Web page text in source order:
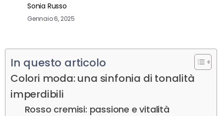
Sonia Russo
Gennaio 6, 2025
In questo articolo
Colori moda: una sinfonia di tonalità
imperdibili
Rosso cremisi: passione e vitalità